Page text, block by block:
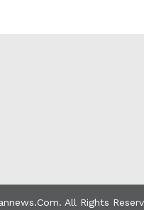
내용을 "회원"이 쉽게
제에관한법률", "정보통
을 위배하지 않는 범위
관의 적용일자 30일 전
의 경우에는 공지 외에
청등등을 위해 아래와 같
월일, 성별, 로그인ID , 비
All Rights